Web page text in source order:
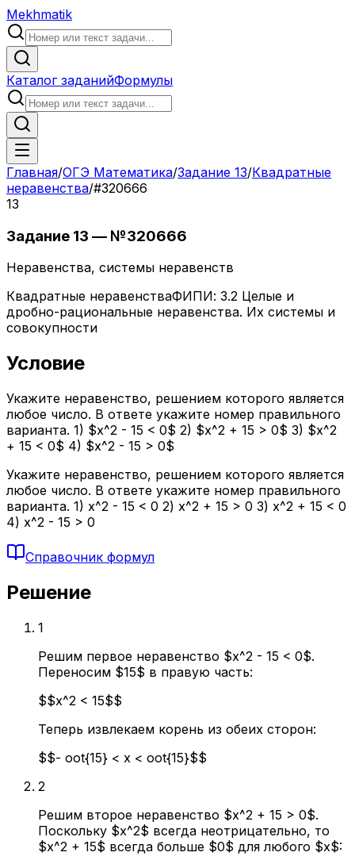
Mekhmatik
Каталог заданийФормулы
Главная/ОГЭ Математика/Задание 13/Квадратные
неравенства/#320666
13
Задание 13 — №320666
Не­ра­вен­ства, системы неравенств
Квадратные неравенстваФИПИ: 3.2 Целые и
дробно-рациональные неравенства. Их системы и
совокупности
Условие
Укажите неравенство, решением которого является
любое число. В ответе укажите номер правильного
варианта. 1) $x^2 - 15 < 0$ 2) $x^2 + 15 > 0$ 3) $x^2
+ 15 < 0$ 4) $x^2 - 15 > 0$
Укажите неравенство, решением которого является
любое число. В ответе укажите номер правильного
варианта. 1) x^2 - 15 < 0 2) x^2 + 15 > 0 3) x^2 + 15 < 0
4) x^2 - 15 > 0
Справочник формул
Решение
1
Решим первое неравенство $x^2 - 15 < 0$.
Переносим $15$ в правую часть:
$$x^2 < 15$$
Теперь извлекаем корень из обеих сторон:
$$- oot{15} < x < oot{15}$$
2
Решим второе неравенство $x^2 + 15 > 0$.
Поскольку $x^2$ всегда неотрицательно, то
$x^2 + 15$ всегда больше $0$ для любого $x$: